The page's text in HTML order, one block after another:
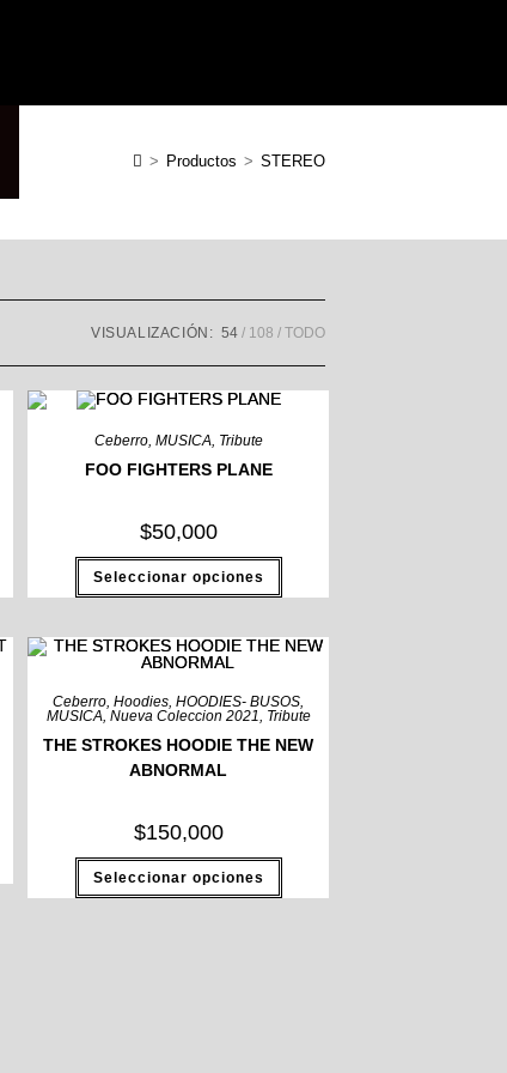
> Productos > STEREO
VISUALIZACIÓN: 54 108 TODO
Ceberro, MUSICA, Tribute
FOO FIGHTERS PLANE
$50,000
Seleccionar opciones
Ceberro ,Hoodies ,HOODIES- BUSOS
MUSICA Nueva Coleccion 2021 Tribute
THE STROKES HOODIE THE NEW
ABNORMAL
$150,000
Seleccionar opciones